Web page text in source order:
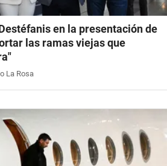
en la presentación de
las ramas viejas que
La Rosa